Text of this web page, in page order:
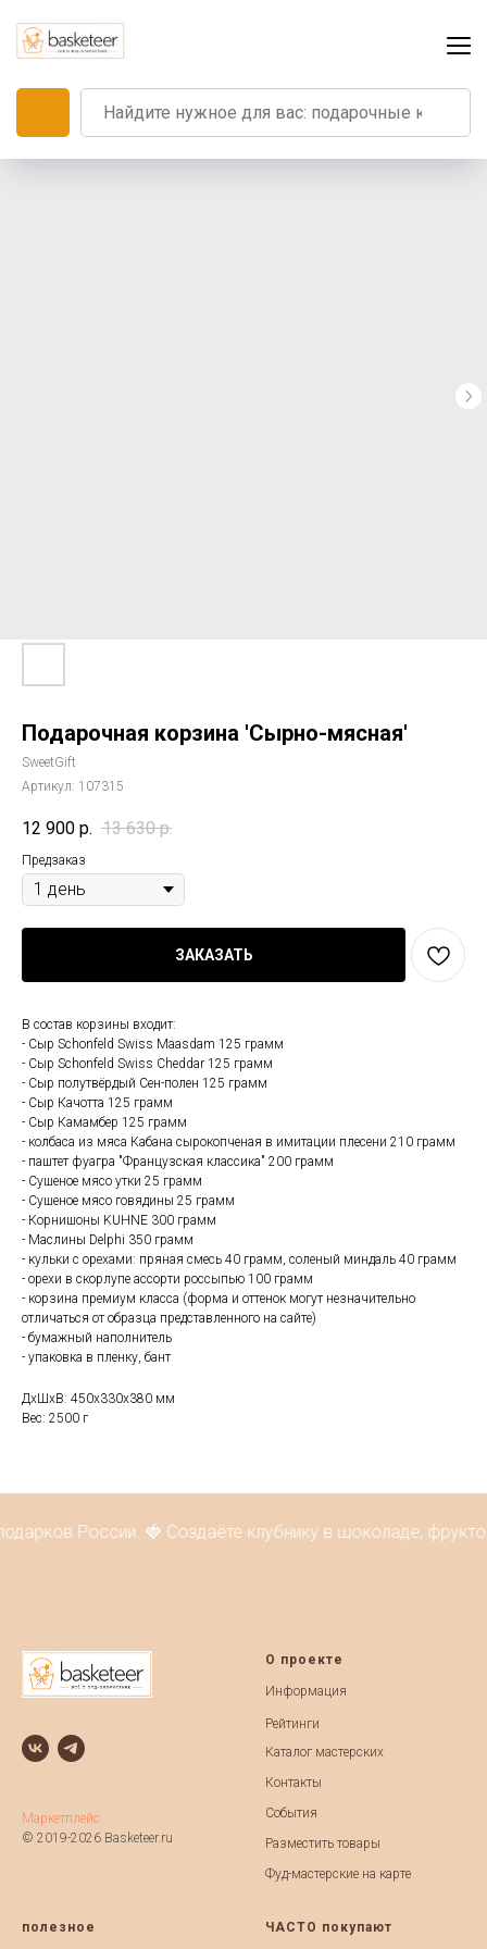
Подарочная корзина 'Сырно-мясная'
SweetGift
Артикул: 107315
12 900 р. 13 630 р.
Предзаказ
ЗАКАЗАТЬ
В состав корзины входит:
- Сыр Schonfeld Swiss Maasdam 125 грамм
- Сыр Schonfeld Swiss Cheddar 125 грамм
- Сыр полутвёрдый Сен-полен 125 грамм
- Сыр Качотта 125 грамм
- Сыр Камамбер 125 грамм
- колбаса из мяса Кабана сырокопченая в имитации плесени 210 грамм
- паштет фуагра "Французская классика" 200 грамм
- Сушеное мясо утки 25 грамм
- Сушеное мясо говядины 25 грамм
- Корнишоны KUHNE 300 грамм
- Маслины Delphi 350 грамм
- кульки с орехами: пряная смесь 40 грамм, соленый миндаль 40 грамм
- орехи в скорлупе ассорти россыпью 100 грамм
- корзина премиум класса (форма и оттенок могут незначительно
отличаться от образца представленного на сайте)
- бумажный наполнитель
- упаковка в пленку, бант
ДxШxВ: 450x330x380 мм
Вес: 2500 г
России. 🍓 Создаёте клубнику в шоколаде,
Маркетплейс
© 2019-2026 Basketeer.ru
О проекте
Информация
Рейтинги
Каталог мастерских
Контакты
События
Разместить товары
Фуд-мастерские на карте
полезное ЧАСТО покупают